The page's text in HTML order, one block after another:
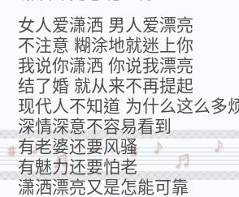
女人爱潇洒 男人爱漂亮
不注意 糊涂地就迷上你
我说你潇洒 你说我漂亮
结了婚 就从来不再提起
现代人不知道 为什么这么多
深情深意不容易看到
有老婆还要风骚
有魅力还要怕老
潇洒漂亮又是怎能可靠